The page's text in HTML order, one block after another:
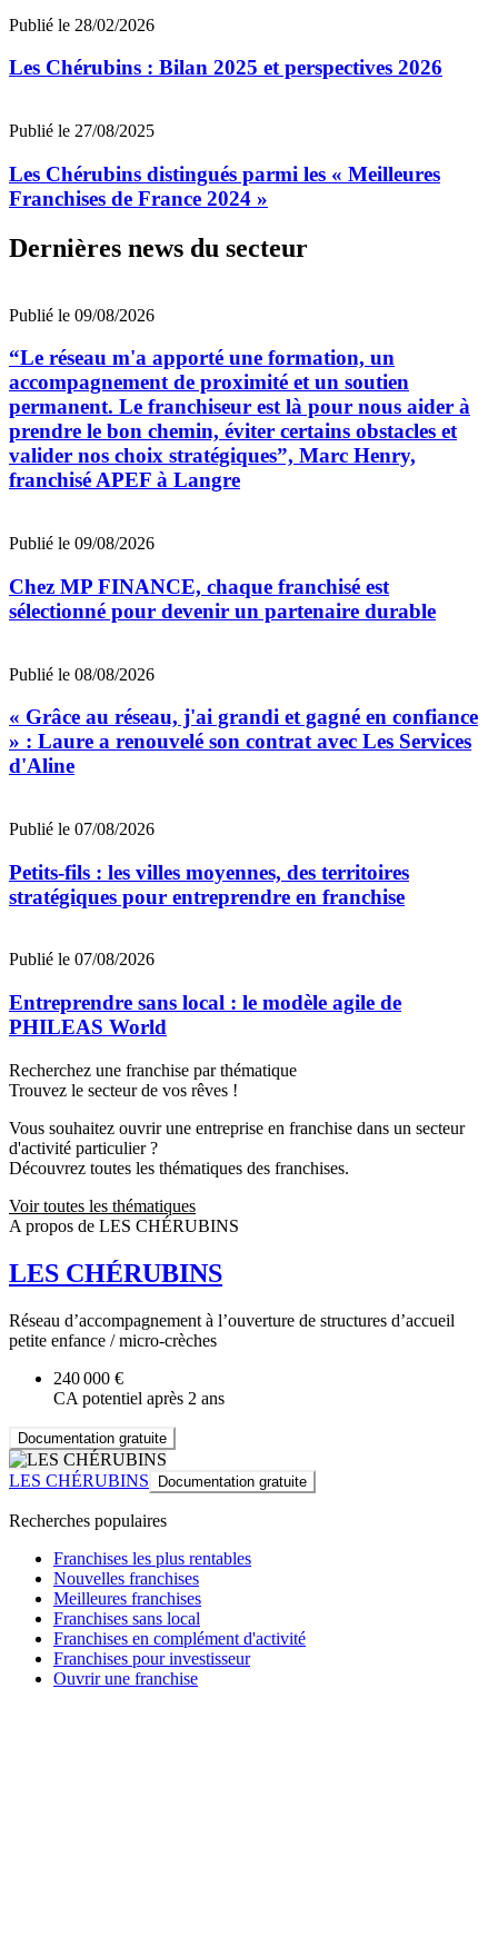
Publié le 28/02/2026
Les Chérubins : Bilan 2025 et perspectives 2026
Publié le 27/08/2025
Les Chérubins distingués parmi les « Meilleures
Franchises de France 2024 »
Dernières news du secteur
Publié le 09/08/2026
“Le réseau m'a apporté une formation, un
accompagnement de proximité et un soutien
permanent. Le franchiseur est là pour nous aider à
prendre le bon chemin, éviter certains obstacles et
valider nos choix stratégiques”, Marc Henry,
franchisé APEF à Langre
Publié le 09/08/2026
Chez MP FINANCE, chaque franchisé est
sélectionné pour devenir un partenaire durable
Publié le 08/08/2026
« Grâce au réseau, j'ai grandi et gagné en confiance
» : Laure a renouvelé son contrat avec Les Services
d'Aline
Publié le 07/08/2026
Petits-fils : les villes moyennes, des territoires
stratégiques pour entreprendre en franchise
Publié le 07/08/2026
Entreprendre sans local : le modèle agile de
PHILEAS World
Recherchez une franchise par thématique
Trouvez le secteur de vos rêves !
Vous souhaitez ouvrir une entreprise en franchise dans un secteur
d'activité particulier ?
Découvrez toutes les thématiques des franchises.
Voir toutes les thématiques
A propos de LES CHÉRUBINS
LES CHÉRUBINS
Réseau d’accompagnement à l’ouverture de structures d’accueil
petite enfance / micro-crèches
240 000 €
CA potentiel après 2 ans
Documentation gratuite
LES CHÉRUBINS Documentation gratuite
Recherches populaires
Franchises les plus rentables
Nouvelles franchises
Meilleures franchises
Franchises sans local
Franchises en complément d'activité
Franchises pour investisseur
Ouvrir une franchise